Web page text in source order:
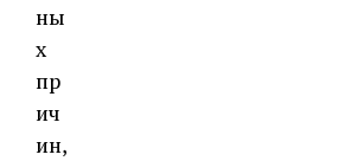
ны
х
пр
ич
ин,